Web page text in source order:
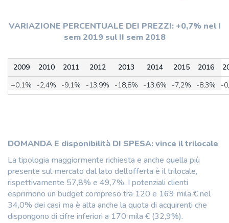
VARIAZIONE PERCENTUALE DEI PREZZI: +0,7% nel I
sem 2019 sul II sem 2018
2009 2010 2011 2012 2013 2014 2015 2016
+0,1%
-2,4% -9,1% -13,9% -18,8% -13,6% -7,2% -8,3% -
DOMANDA E disponibilità DI SPESA: vince il trilocale
La tipologia maggiormente richiesta e anche quella più
presente sul mercato dal lato dell’offerta è il trilocale,
rispettivamente 57,8% e 49,7%. I potenziali clienti
esprimono un budget compreso tra 120 e 169 mila € nel
34,0% dei casi ma è alta anche la quota di acquirenti che
dispongono di cifre inferiori a 170 mila € (32,9%).